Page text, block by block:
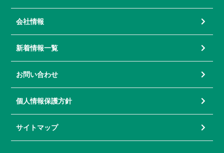
会社情報
新着情報一覧
お問い合わせ
個人情報保護方針
サイトマップ